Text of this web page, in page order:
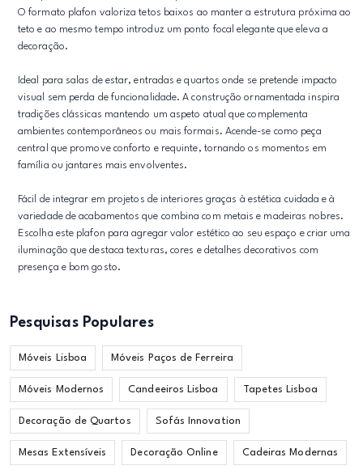
O formato plafon valoriza tetos baixos ao manter a estrutura próxima ao
teto e ao mesmo tempo introduz um ponto focal elegante que eleva a
decoração.
Ideal para salas de estar, entradas e quartos onde se pretende impacto
visual sem perda de funcionalidade. A construção ornamentada inspira
tradições clássicas mantendo um aspeto atual que complementa
ambientes contemporâneos ou mais formais. Acende-se como peça
central que promove conforto e requinte, tornando os momentos em
família ou jantares mais envolventes.
Fácil de integrar em projetos de interiores graças à estética cuidada e à
variedade de acabamentos que combina com metais e madeiras nobres.
Escolha este plafon para agregar valor estético ao seu espaço e criar uma
iluminação que destaca texturas, cores e detalhes decorativos com
presença e bom gosto.
Pesquisas Populares
Móveis Lisboa Móveis Paços de Ferreira
Móveis Modernos Candeeiros Lisboa Tapetes Lisboa
Decoração de Quartos Sofás Innovation
Mesas Extensíveis Decoração Online Cadeiras Modernas